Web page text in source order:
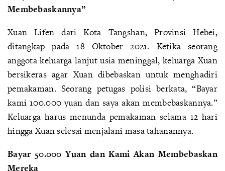
Membebaskannya”
Xuan Lifen dari Kota Tangshan, Provinsi Hebei,
ditangkap pada 18 Oktober 2021. Ketika seorang
anggota keluarga lanjut usia meninggal, keluarga Xuan
bersikeras agar Xuan dibebaskan untuk menghadiri
pemakaman. Seorang petugas polisi berkata, “Bayar
kami 100.000 yuan dan saya akan membebaskannya.”
Keluarga harus menunda pemakaman selama 12 hari
hingga Xuan selesai menjalani masa tahanannya.
Bayar 50.000 Yuan dan Kami Akan Membebaskan
Mereka